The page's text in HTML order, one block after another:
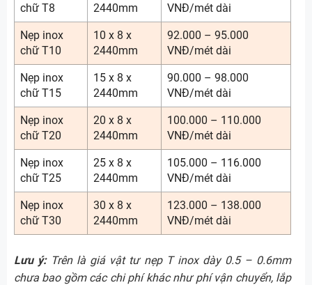
chữ T8
2440mm
VNĐ/mét dài
Nẹp inox
chữ T10
10 x 8 x
2440mm
92.000 – 95.000
VNĐ/mét dài
Nẹp inox
chữ T15
15 x 8 x
2440mm
90.000 – 98.000
VNĐ/mét dài
Nẹp inox
chữ T20
20 x 8 x
2440mm
100.000 – 110.000
VNĐ/mét dài
Nẹp inox
chữ T25
25 x 8 x
2440mm
105.000 – 116.000
VNĐ/mét dài
Nẹp inox
chữ T30
30 x 8 x
2440mm
123.000 – 138.000
VNĐ/mét dài
Lưu ý:Trên là giá vật tư nẹp T inox dày 0.5 – 0.6mm
chưa bao gồm các chi phí khác như phí vận chuyển, lắp